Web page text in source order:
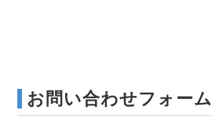
お問い合わせフォーム